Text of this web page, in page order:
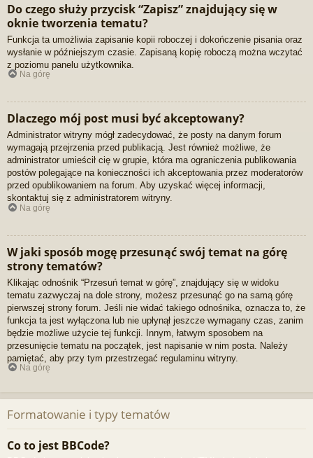
Do czego służy przycisk “Zapisz” znajdujący się w
oknie tworzenia tematu?
Funkcja ta umożliwia zapisanie kopii roboczej i dokończenie pisania oraz
wysłanie w późniejszym czasie. Zapisaną kopię roboczą można wczytać
z poziomu panelu użytkownika.
Na górę
Dlaczego mój post musi być akceptowany?
Administrator witryny mógł zadecydować, że posty na danym forum
wymagają przejrzenia przed publikacją. Jest również możliwe, że
administrator umieścił cię w grupie, która ma ograniczenia publikowania
postów polegające na konieczności ich akceptowania przez moderatorów
przed opublikowaniem na forum. Aby uzyskać więcej informacji,
skontaktuj się z administratorem witryny.
Na górę
W jaki sposób mogę przesunąć swój temat na górę
strony tematów?
Klikając odnośnik “Przesuń temat w górę”, znajdujący się w widoku
tematu zazwyczaj na dole strony, możesz przesunąć go na samą górę
pierwszej strony forum. Jeśli nie widać takiego odnośnika, oznacza to, że
funkcja ta jest wyłączona lub nie upłynął jeszcze wymagany czas, zanim
będzie możliwe użycie tej funkcji. Innym, łatwym sposobem na
przesunięcie tematu na początek, jest napisanie w nim posta. Należy
pamiętać, aby przy tym przestrzegać regulaminu witryny.
Na górę
Formatowanie i typy tematów
Co to jest BBCode?